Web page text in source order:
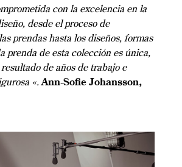
con la excelencia en la
desde el proceso de
prendas hasta los diseños, formas
prenda de esta colección es única,
de años de trabajo e
«. Ann-Sofie Johansson,